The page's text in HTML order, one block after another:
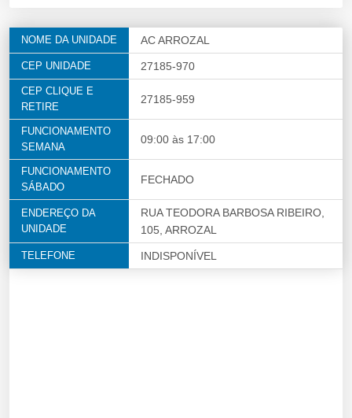
NOME DA UNIDADE AC ARROZAL
CEP UNIDADE 27185-970
CEP CLIQUE E
RETIRE
27185-959
FUNCIONAMENTO
SEMANA
09:00 às 17:00
FUNCIONAMENTO
SÁBADO
FECHADO
ENDEREÇO DA
UNIDADE
RUA TEODORA BARBOSA RIBEIRO,
105, ARROZAL
TELEFONE INDISPONÍVEL